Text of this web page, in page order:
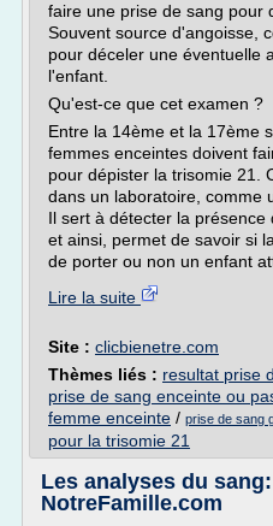
faire une prise de sang pour
Souvent source d'angoisse,
pour déceler une éventuelle
l'enfant.
Qu'est-ce que cet examen ?
Entre la 14ème et la 17ème
femmes enceintes doivent
pour dépister la trisomie 21.
dans un laboratoire, comme
Il sert à détecter la présence
et ainsi, permet de savoir si
de porter ou non un enfant
Lire la suite
Site : clicbienetre.com
Thèmes liés : resultat prise
prise de sang enceinte ou
femme enceinte / prise de sang
pour la trisomie 21
Les analyses du
NotreFamille.com